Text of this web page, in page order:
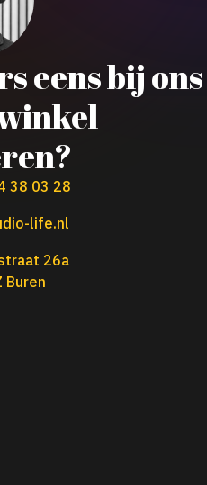
eens bij ons
38 03 28
life.nl
26a
Buren